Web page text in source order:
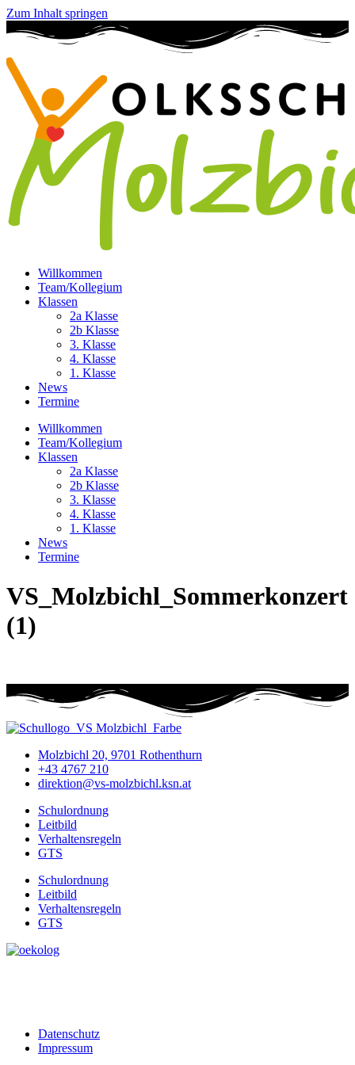
Zum Inhalt springen
Willkommen
Team/Kollegium
Klassen
2a Klasse
2b Klasse
3. Klasse
4. Klasse
1. Klasse
News
Termine
Willkommen
Team/Kollegium
Klassen
2a Klasse
2b Klasse
3. Klasse
4. Klasse
1. Klasse
News
Termine
VS_Molzbichl_Sommerkonzert
(1)
Molzbichl 20, 9701 Rothenthurn
+43 4767 210
direktion@vs-molzbichl.ksn.at
Schulordnung
Leitbild
Verhaltensregeln
GTS
Schulordnung
Leitbild
Verhaltensregeln
GTS
Datenschutz
Impressum